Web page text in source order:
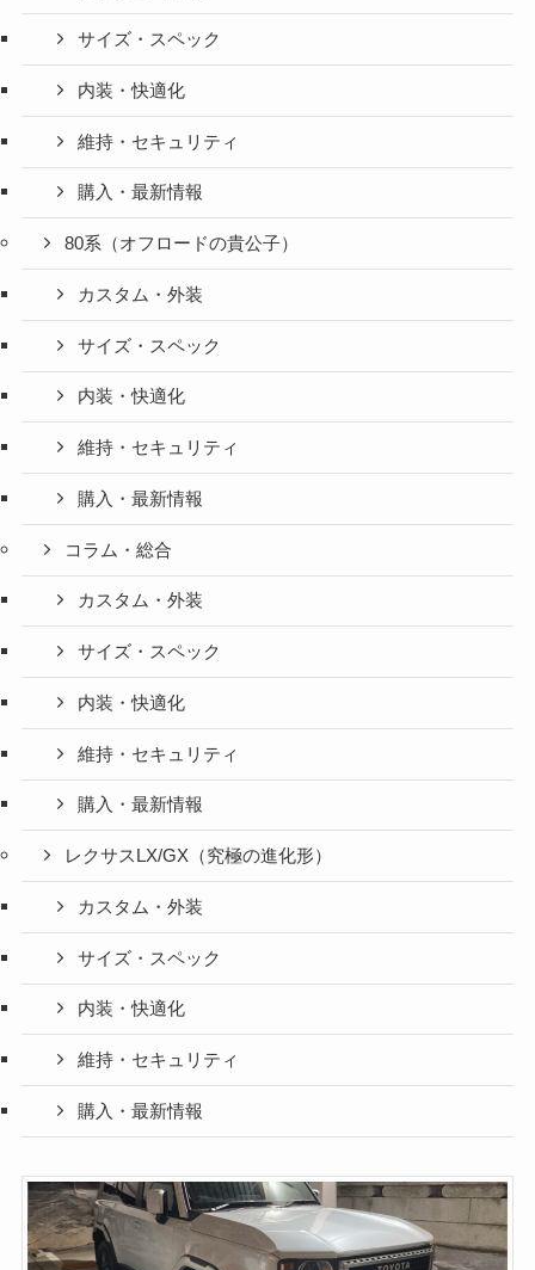
サイズ・スペック
内装・快適化
維持・セキュリティ
購入・最新情報
80系（オフロードの貴公子）
カスタム・外装
サイズ・スペック
内装・快適化
維持・セキュリティ
購入・最新情報
コラム・総合
カスタム・外装
サイズ・スペック
内装・快適化
維持・セキュリティ
購入・最新情報
レクサスLX/GX（究極の進化形）
カスタム・外装
サイズ・スペック
内装・快適化
維持・セキュリティ
購入・最新情報